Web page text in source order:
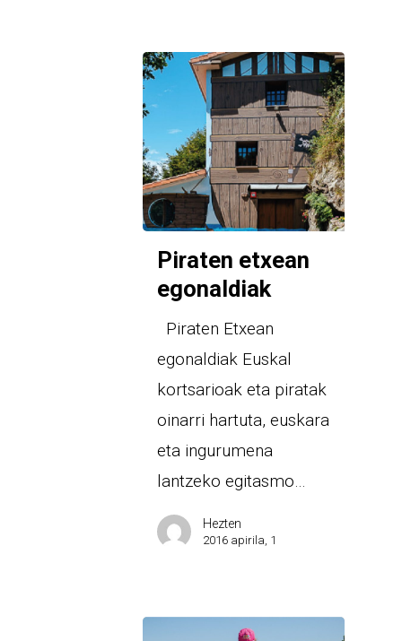
Piraten etxean
egonaldiak
Piraten Etxean
egonaldiak Euskal
kortsarioak eta piratak
oinarri hartuta, euskara
eta ingurumena
lantzeko egitasmo…
Hezten
2016 apirila, 1